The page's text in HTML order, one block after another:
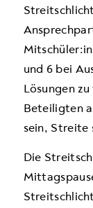
und 6 bei
Lösungen
Beteiligten
sein, Streite
Die